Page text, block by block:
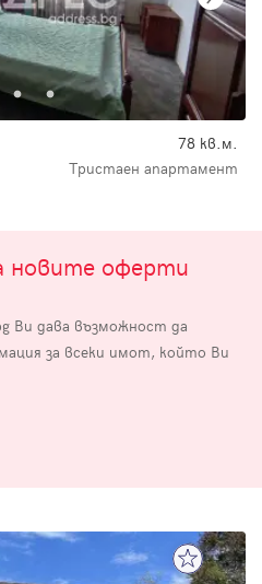
78 кв.м.
Тристаен апартамент
новите оферти
Ви дава възможност да
за всеки имот, който Ви